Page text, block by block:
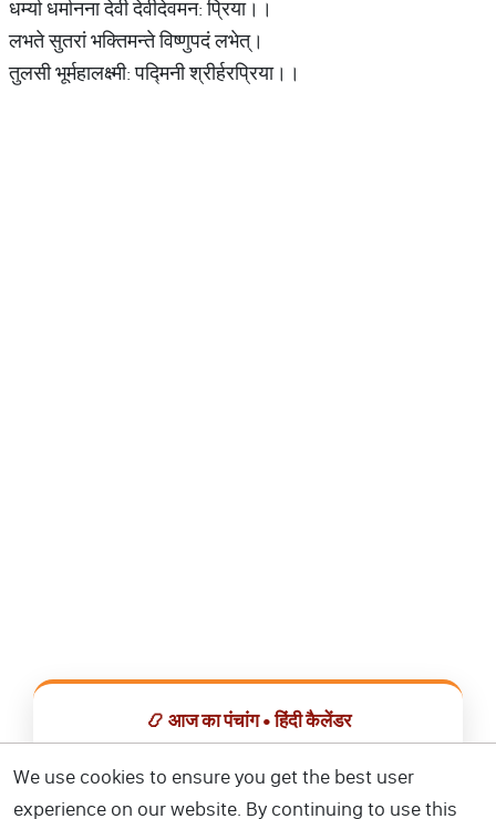
धर्म्या धर्मानना देवी देवीदेवमन: प्रिया।।
लभते सुतरां भक्तिमन्ते विष्णुपदं लभेत्।
तुलसी भूर्महालक्ष्मी: पद्मिनी श्रीर्हरप्रिया।।
📿 आज का पंचांग • हिंदी कैलेंडर
We use cookies to ensure you get the best user
experience on our website. By continuing to use this